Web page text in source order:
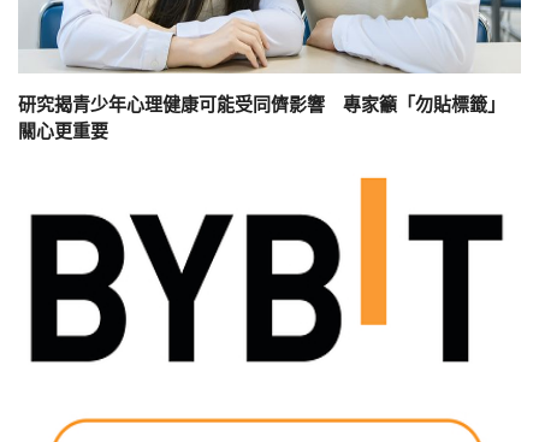
研究揭青少年心理健康可能受同儕影響 專家籲「勿貼標籤」
關心更重要